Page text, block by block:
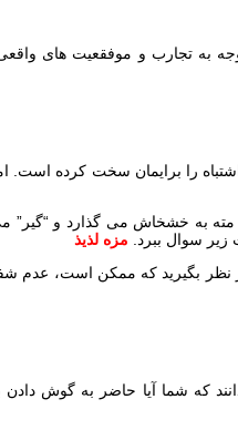
توجه به تجارب و موفقعیت های
را برایمان سخت کرده است.
مته به خشخاش می گذارد و
سوال ببرد. مزه لذیذ
بگیرید که ممکن است، عدم
که شما آیا حاضر به گوش دادن